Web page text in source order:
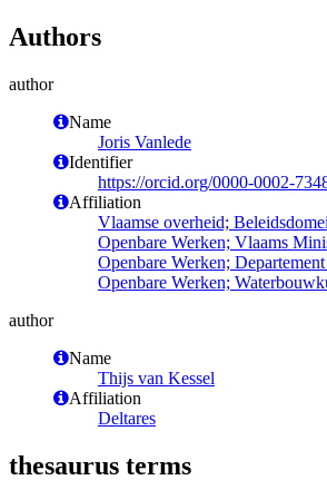
Authors
author
Name
Joris Vanlede
Identifier
https://orcid.org/0000-0002-
Affiliation
Vlaamse overheid;
Openbare Werken; Vlaams
Openbare Werken;
Openbare Werken;
author
Name
Thijs van Kessel
Affiliation
Deltares
thesaurus terms